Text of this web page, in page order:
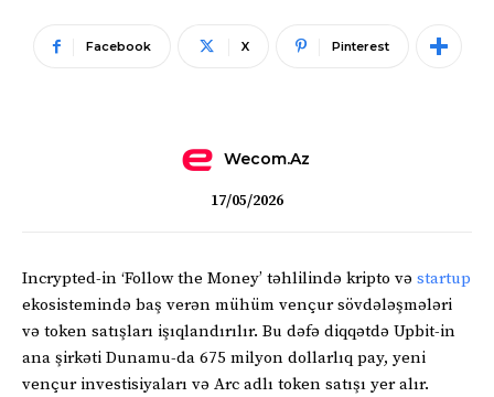
Facebook X Pinterest
Wecom.az
17/05/2026
Incrypted-in ‘Follow the Money’ təhlilində kripto və startup
ekosistemində baş verən mühüm vençur sövdələşmələri
və token satışları işıqlandırılır. Bu dəfə diqqətdə Upbit-in
ana şirkəti Dunamu-da 675 milyon dollarlıq pay, yeni
vençur investisiyaları və Arc adlı token satışı yer alır.